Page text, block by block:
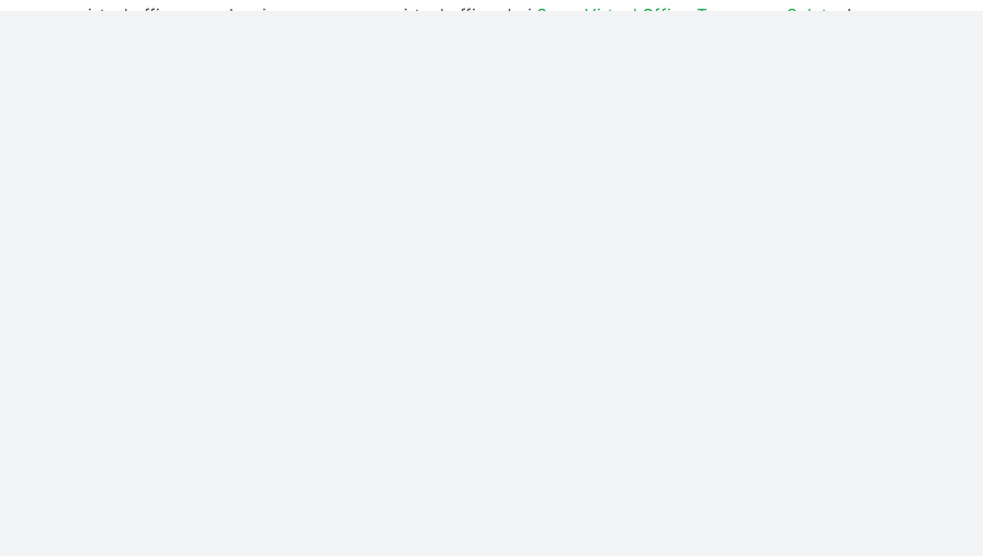
virtual office, gunakan jasa penyewaan virtual office dari Sewa Virtual Office Tangerang Selatan !